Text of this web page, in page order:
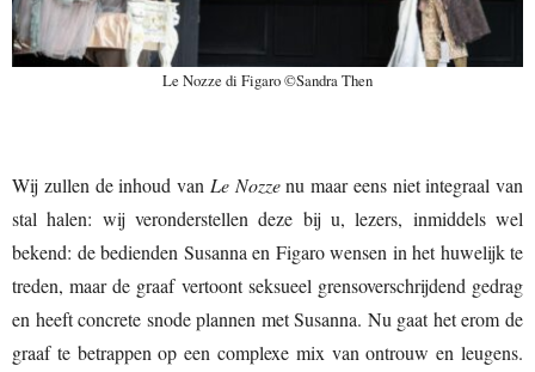
Le Nozze di Figaro ©Sandra Then
Wij zullen de inhoud van Le Nozzenu maar eens niet integraal van
stal halen: wij veronderstellen deze bij u, lezers, inmiddels wel
bekend: de bedienden Susanna en Figaro wensen in het huwelijk te
treden, maar de graaf vertoont seksueel grensoverschrijdend gedrag
en heeft concrete snode plannen met Susanna. Nu gaat het erom de
graaf te betrappen op een complexe mix van ontrouw en leugens.